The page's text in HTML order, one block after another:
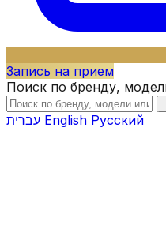
Запись на прием
Поиск по бренду,
English Русский